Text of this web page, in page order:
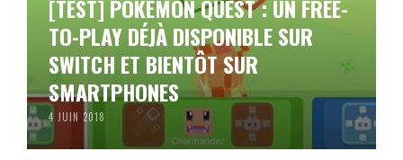
[TEST] POKÉMON QUEST : UN FREE-
TO-PLAY DÉJÀ DISPONIBLE SUR
SWITCH ET BIENTÔT SUR
SMARTPHONES
4 JUIN 2018